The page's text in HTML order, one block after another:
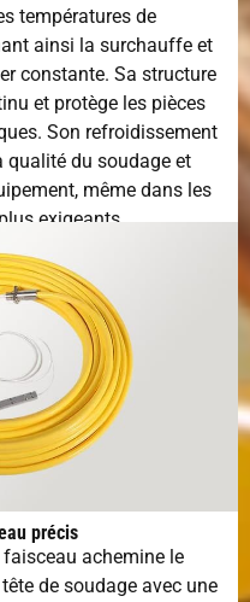
températures de
ainsi la surchauffe et
constante. Sa structure
et protège les pièces
Son refroidissement
qualité du soudage et
même dans les
exigeants.
précis
achemine le
de soudage avec une